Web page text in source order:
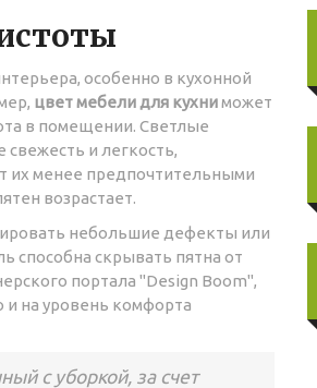
особенно в кухонной
цвет мебели для кухниможет
в помещении. Светлые
и легкость,
их менее предпочтительными
возрастает.
небольшие дефекты или
способна скрывать пятна от
портала "Design Boom",
и на уровень комфорта
с уборкой, за счет